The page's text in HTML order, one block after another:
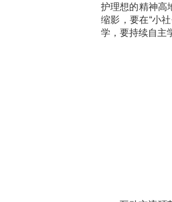
护理想的精神高
缩影，要在“小
学，要持续自主